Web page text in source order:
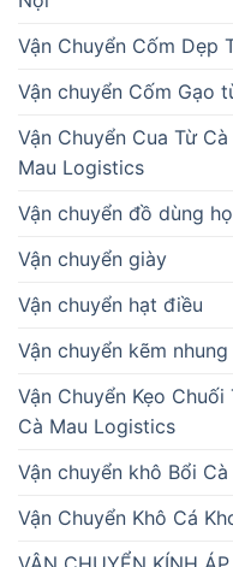
Vận Chuyển Cốm Dẹp
Vận chuyển Cốm Gạo
Vận Chuyển Cua Từ
Mau Logistics
Vận chuyển đồ dùng
Vận chuyển giày
Vận chuyển hạt điều
Vận chuyển kẽm nhung
Vận Chuyển Kẹo
Cà Mau Logistics
Vận chuyển khô Bổi
Vận Chuyển Khô Cá